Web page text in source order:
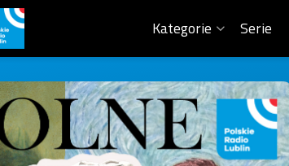
Kategorie Serie